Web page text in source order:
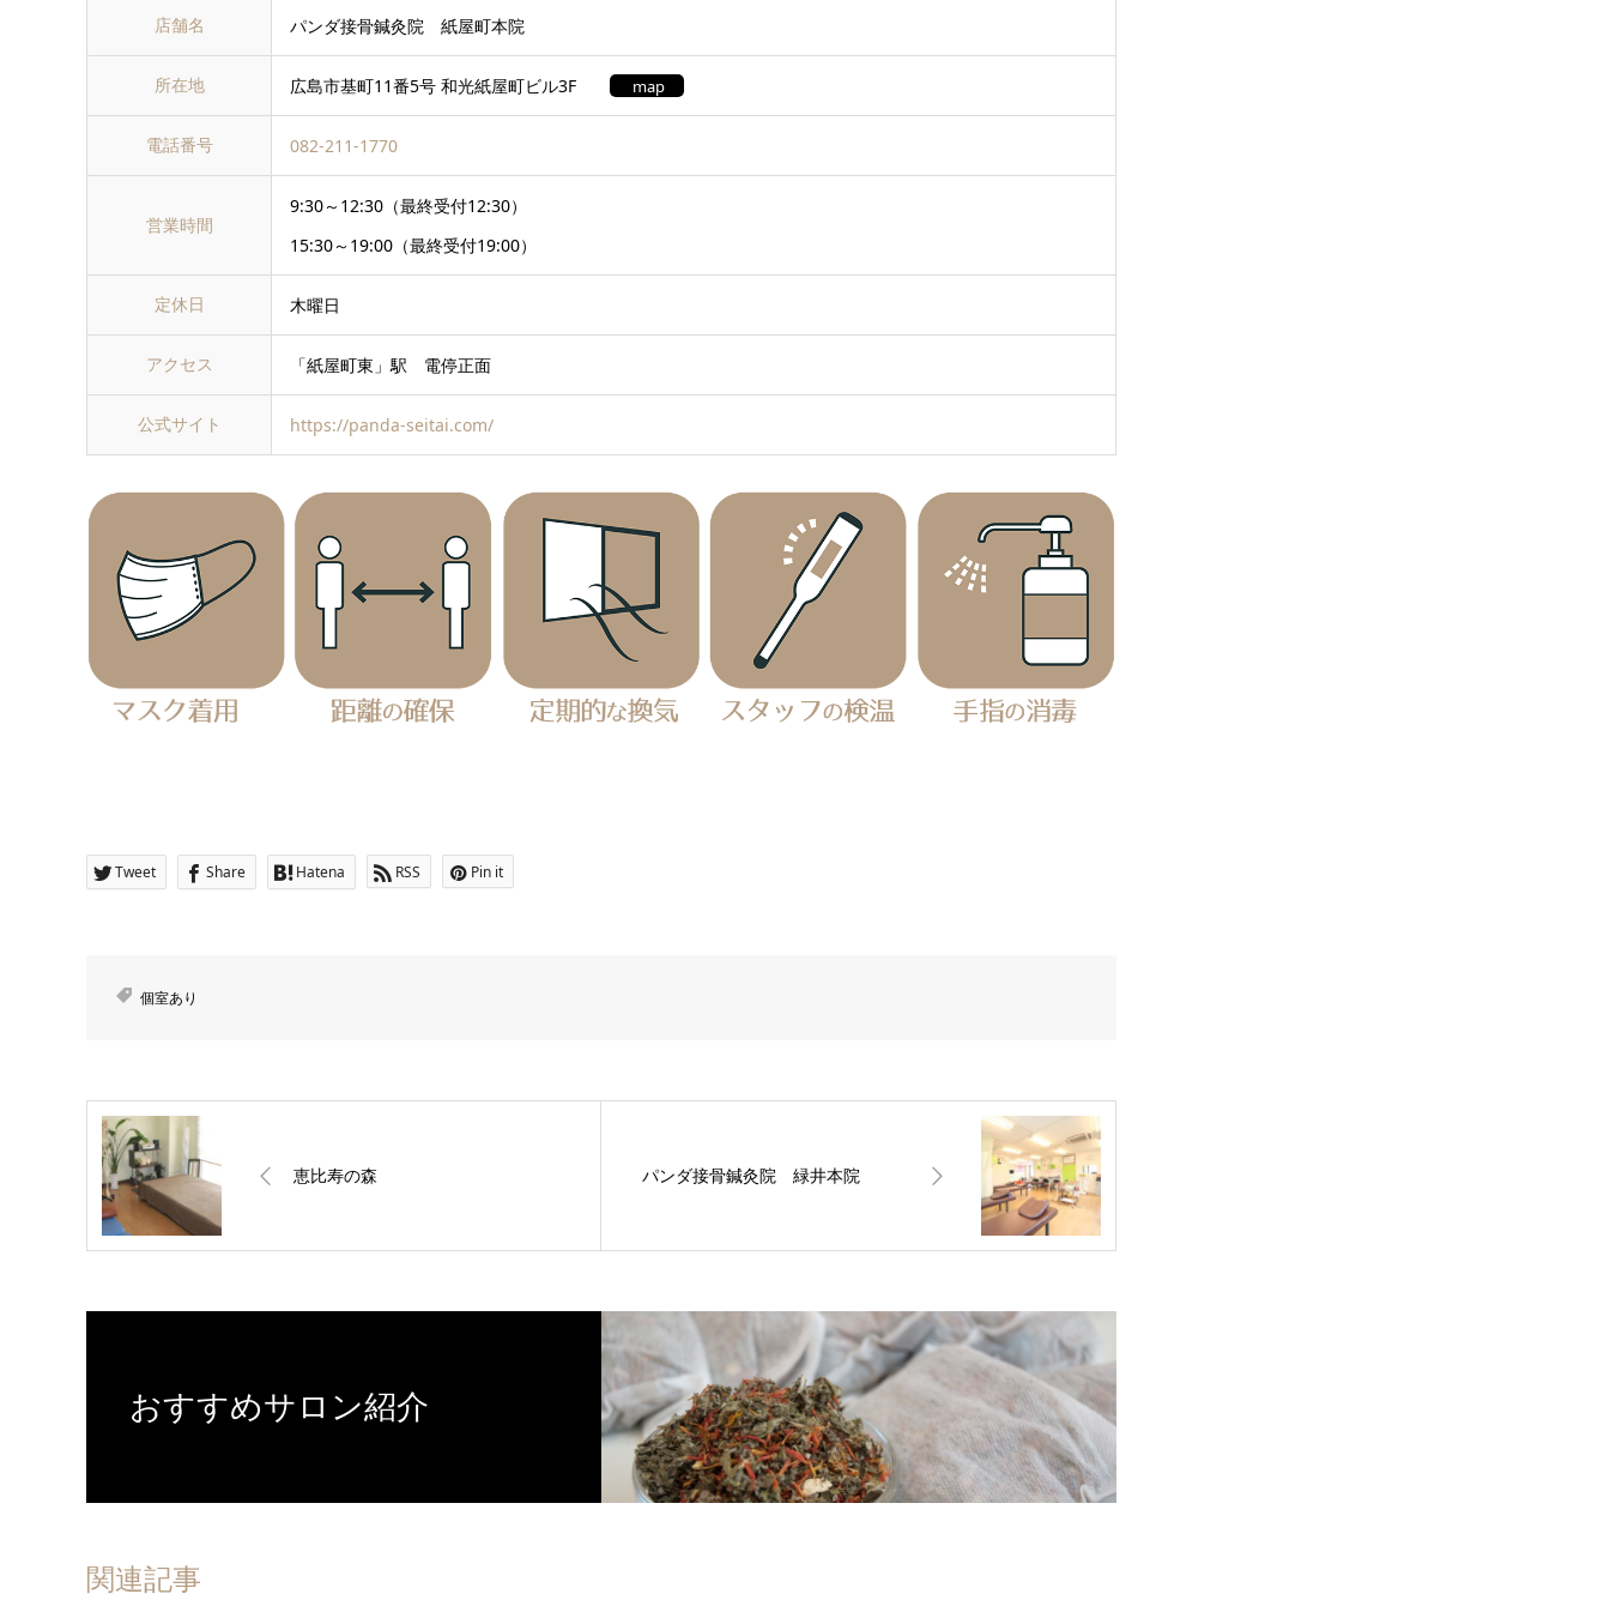
店舗名 パンダ接骨鍼灸院 紙屋町本院
所在地 広島市基町11番5号 和光紙屋町ビル3F map
電話番号 082-211-1770
営業時間
9:30～12:30（最終受付12:30）
15:30～19:00（最終受付19:00）
定休日 木曜日
アクセス 「紙屋町東」駅 電停正面
公式サイト https://panda-seitai.com/
Tweet Share Hatena RSS Pin it
個室あり
恵比寿の森 パンダ接骨鍼灸院 緑井本院
おすすめサロン紹介
関連記事